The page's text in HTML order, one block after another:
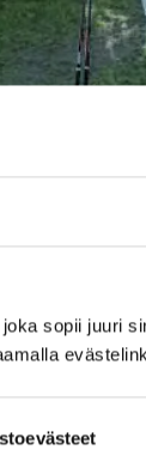
sopii juuri
hyvässä